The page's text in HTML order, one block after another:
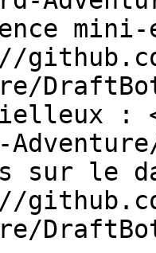
:
sur le